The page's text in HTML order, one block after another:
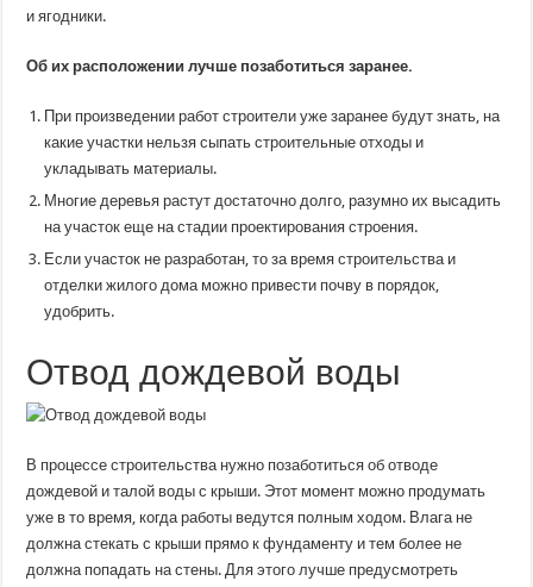
и ягодники.
Об их расположении лучше позаботиться заранее.
При произведении работ строители уже заранее будут знать, на
какие участки нельзя сыпать строительные отходы и
укладывать материалы.
Многие деревья растут достаточно долго, разумно их высадить
на участок еще на стадии проектирования строения.
Если участок не разработан, то за время строительства и
отделки жилого дома можно привести почву в порядок,
удобрить.
Отвод дождевой воды
В процессе строительства нужно позаботиться об отводе
дождевой и талой воды с крыши. Этот момент можно продумать
уже в то время, когда работы ведутся полным ходом. Влага не
должна стекать с крыши прямо к фундаменту и тем более не
должна попадать на стены. Для этого лучше предусмотреть